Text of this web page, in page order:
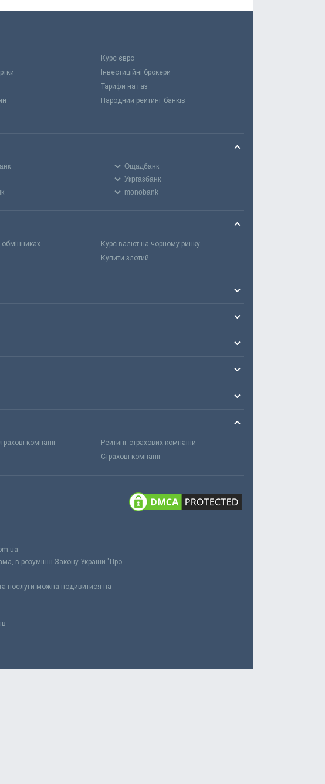
Курс євро
Інвестиційні брокери
Тарифи на газ
Народний рейтинг банків
Ощадбанк
Укргазбанк
monobank
Курс валют на чорному ринку
Купити злотий
компанії
Рейтинг страхових компаній
Страхові компанії
в розумінні Закону України "Про
послуги можна подивитися на